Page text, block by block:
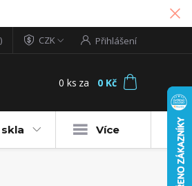
CZK Přihlášení
0 ks za 0 Kč
Více